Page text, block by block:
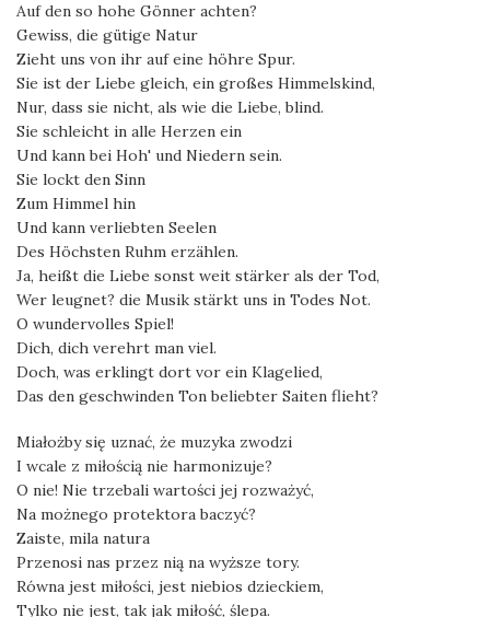
Auf den so hohe Gönner achten?
Gewiss, die gütige Natur
Zieht uns von ihr auf eine höhre Spur.
Sie ist der Liebe gleich, ein großes Himmelskind,
Nur, dass sie nicht, als wie die Liebe, blind.
Sie schleicht in alle Herzen ein
Und kann bei Hoh' und Niedern sein.
Sie lockt den Sinn
Zum Himmel hin
Und kann verliebten Seelen
Des Höchsten Ruhm erzählen.
Ja, heißt die Liebe sonst weit stärker als der Tod,
Wer leugnet? die Musik stärkt uns in Todes Not.
O wundervolles Spiel!
Dich, dich verehrt man viel.
Doch, was erklingt dort vor ein Klagelied,
Das den geschwinden Ton beliebter Saiten flieht?
Miałożby się uznać, że muzyka zwodzi
I wcale z miłością nie harmonizuje?
O nie! Nie trzebali wartości jej rozważyć,
Na możnego protektora baczyć?
Zaiste, mila natura
Przenosi nas przez nią na wyższe tory.
Równa jest miłości, jest niebios dzieckiem,
Tylko nie jest, tak jak miłość, ślepa.